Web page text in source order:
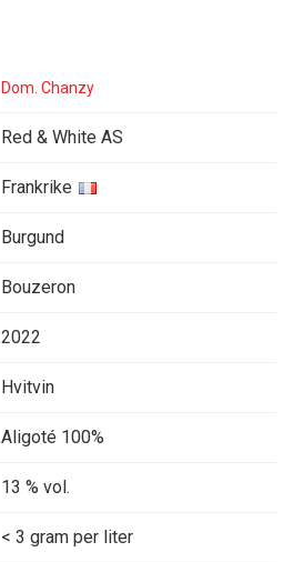
Dom. Chanzy
Red & White AS
Frankrike
Burgund
Bouzeron
2022
Hvitvin
Aligoté 100%
13 % vol.
< 3 gram per liter